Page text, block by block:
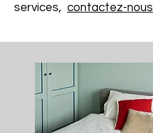
services, contactez-nous